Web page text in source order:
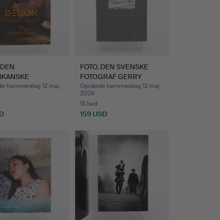
ANDY
hammerslag 12 maj
FOTO. DEN SVENSKE
FOTOGRAF GERRY
JOHANSSON…
Opnåede hammerslag 12 maj
2026
15 bud
159 USD